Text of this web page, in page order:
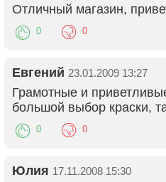
Отличный магазин,
0 0
Евгений 23.01.2009 13:27
Грамотные и
большой выбор краски,
0 0
Юлия 17.11.2008 15:30